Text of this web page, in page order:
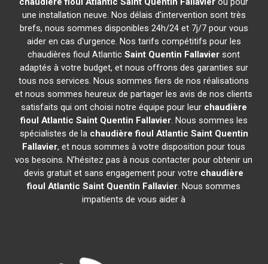
une installation neuve. Nos délais d'intervention sont très
brefs, nous sommes disponibles 24h/24 et 7j/7 pour vous
aider en cas d'urgence. Nos tarifs compétitifs pour les
chaudières fioul AtlanticSaint Quentin Fallavier sont
adaptés à votre budget, et nous offrons des garanties sur
tous nos services. Nous sommes fiers de nos réalisations
et nous sommes heureux de partager les avis de nos clients
satisfaits qui ont choisi notre équipe pour leur chaudière
fioul Atlantic Saint Quentin Fallavier. Nous sommes les
spécialistes de la chaudière fioul Atlantic Saint Quentin
Fallavier, et nous sommes à votre disposition pour tous
vos besoins. N'hésitez pas à nous contacter pour obtenir un
devis gratuit et sans engagement pour votre chaudière
fioul Atlantic Saint Quentin Fallavier. Nous sommes
impatients de vous aider à